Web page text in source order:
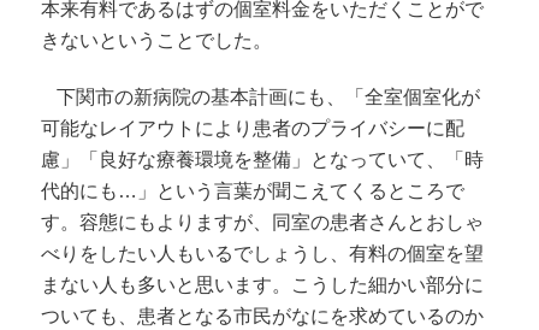
本来有料であるはずの個室料金をいただくことがで
きないということでした。
下関市の新病院の基本計画にも、「全室個室化が
可能なレイアウトにより患者のプライバシーに配
慮」「良好な療養環境を整備」となっていて、「時
代的にも…」という言葉が聞こえてくるところで
す。容態にもよりますが、同室の患者さんとおしゃ
べりをしたい人もいるでしょうし、有料の個室を望
まない人も多いと思います。こうした細かい部分に
ついても、患者となる市民がなにを求めているのか